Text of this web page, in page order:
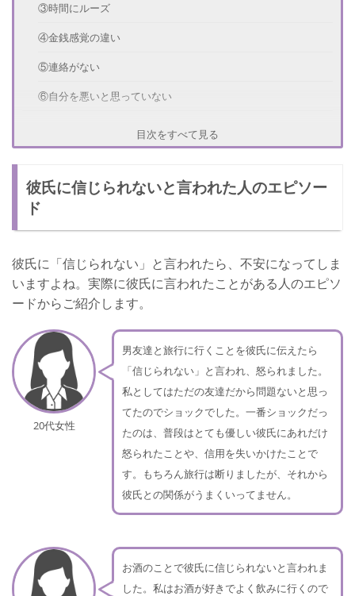
③時間にルーズ
④金銭感覚の違い
⑤連絡がない
⑥自分を悪いと思っていない
必ず報告や連絡をする
開き直り
逆ギレ
さいごに
目次をすべて見る
彼氏に信じられないと言われた人のエピソー
ド
彼氏に「信じられない」と言われたら、不安になってしま
いますよね。実際に彼氏に言われたことがある人のエピソ
ードからご紹介します。
20代女性
男友達と旅行に行くことを彼氏に伝えたら
「信じられない」と言われ、怒られました。
私としてはただの友達だから問題ないと思っ
てたのでショックでした。一番ショックだっ
たのは、普段はとても優しい彼氏にあれだけ
怒られたことや、信用を失いかけたことで
す。もちろん旅行は断りましたが、それから
彼氏との関係がうまくいってません。
お酒のことで彼氏に信じられないと言われま
した。私はお酒が好きでよく飲みに行くので